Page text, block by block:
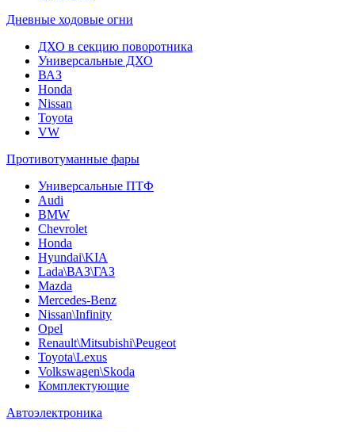
Дневные ходовые огни
ДХО в секцию поворотника
Универсальные ДХО
ВАЗ
Honda
Nissan
Toyota
VW
Противотуманные фары
Универсальные ПТФ
Audi
BMW
Chevrolet
Honda
Hyundai\KIA
Lada\ВАЗ\ГАЗ
Mazda
Mercedes-Benz
Nissan\Infinity
Opel
Renault\Mitsubishi\Peugeot
Toyota\Lexus
Volkswagen\Skoda
Комплектующие
Автоэлектроника